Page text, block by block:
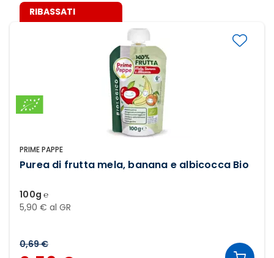
PRIME PAPPE
Purea di frutta mela, banana e albicocca Bio
100g ℮
5,90 € al GR
RIBASSATI
0,69 €